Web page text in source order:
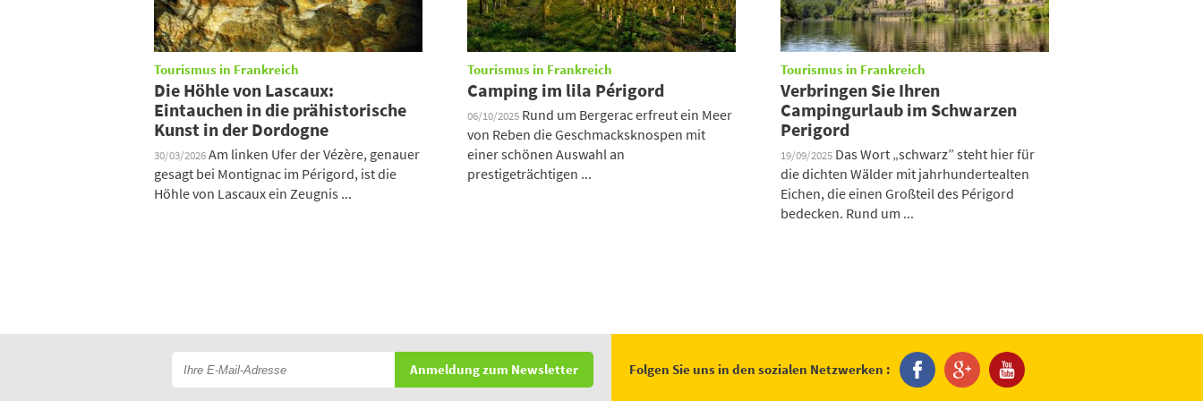
Tourismus in Frankreich
Die Höhle von Lascaux:
Eintauchen in die prähistorische
Kunst in der Dordogne
30/03/2026Am linken Ufer der Vézère, genauer
gesagt bei Montignac im Périgord, ist die
Höhle von Lascaux ein Zeugnis ...
Tourismus in Frankreich
Camping im lila Périgord
06/10/2025 Rund um Bergerac erfreut ein Meer
von Reben die Geschmacksknospen mit
einer schönen Auswahl an
prestigeträchtigen ...
Tourismus in Frankreich
Verbringen Sie Ihren
Campingurlaub im Schwarzen
Perigord
19/09/2025 Das Wort „schwarz” steht hier für
die dichten Wälder mit jahrhundertealten
Eichen, die einen Großteil des Périgord
bedecken. Rund um ...
Anmeldung zum Newsletter Folgen Sie uns in den sozialen Netzwerken :